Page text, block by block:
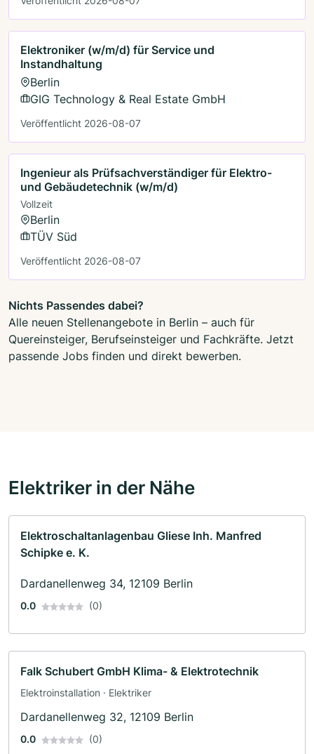
Elektroniker (w/m/d) für Service und
Instandhaltung
Berlin
GIG Technology & Real Estate GmbH
Veröffentlicht 2026-08-07
Ingenieur als Prüfsachverständiger für Elektro-
und Gebäudetechnik (w/m/d)
Vollzeit
Berlin
TÜV Süd
Veröffentlicht 2026-08-07
Nichts Passendes dabei?
Alle neuen Stellenangebote in Berlin – auch für
Quereinsteiger, Berufseinsteiger und Fachkräfte. Jetzt
passende Jobs finden und direkt bewerben.
Elektriker in der Nähe
Elektroschaltanlagenbau Gliese Inh. Manfred
Schipke e. K.
Dardanellenweg 34, 12109 Berlin
0.0 (0)
Falk Schubert GmbH Klima- & Elektrotechnik
Elektroinstallation · Elektriker
Dardanellenweg 32, 12109 Berlin
0.0 (0)